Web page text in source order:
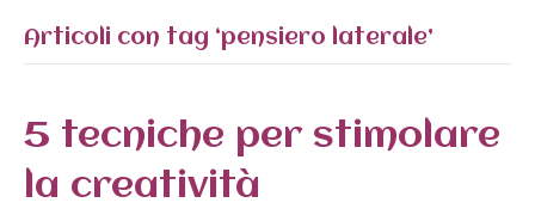
Articoli con tag ‘pensiero laterale’
5 tecniche per stimolare
la creatività